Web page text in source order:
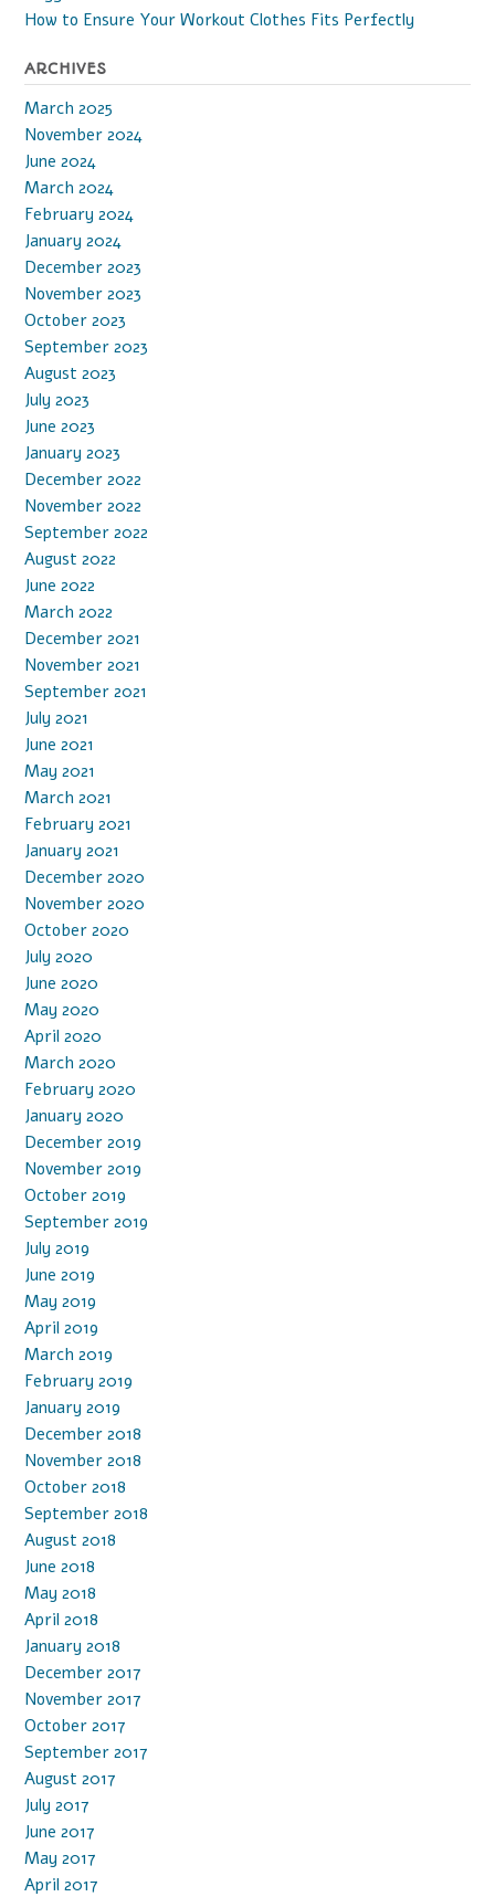
How to Ensure Your Workout Clothes Fits Perfectly
ARCHIVES
March 2025
November 2024
June 2024
March 2024
February 2024
January 2024
December 2023
November 2023
October 2023
September 2023
August 2023
July 2023
June 2023
January 2023
December 2022
November 2022
September 2022
August 2022
June 2022
March 2022
December 2021
November 2021
September 2021
July 2021
June 2021
May 2021
March 2021
February 2021
January 2021
December 2020
November 2020
October 2020
July 2020
June 2020
May 2020
April 2020
March 2020
February 2020
January 2020
December 2019
November 2019
October 2019
September 2019
July 2019
June 2019
May 2019
April 2019
March 2019
February 2019
January 2019
December 2018
November 2018
October 2018
September 2018
August 2018
June 2018
May 2018
April 2018
January 2018
December 2017
November 2017
October 2017
September 2017
August 2017
July 2017
June 2017
May 2017
April 2017